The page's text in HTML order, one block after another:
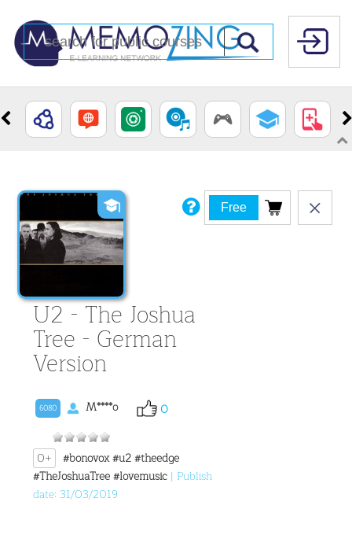
U2 - The Joshua
Tree - German
Version
6080 M****o 0
0+ #bonovox#u2#theedge
#TheJoshuaTree#lovemusic | Publish
date: 31/03/2019
Free